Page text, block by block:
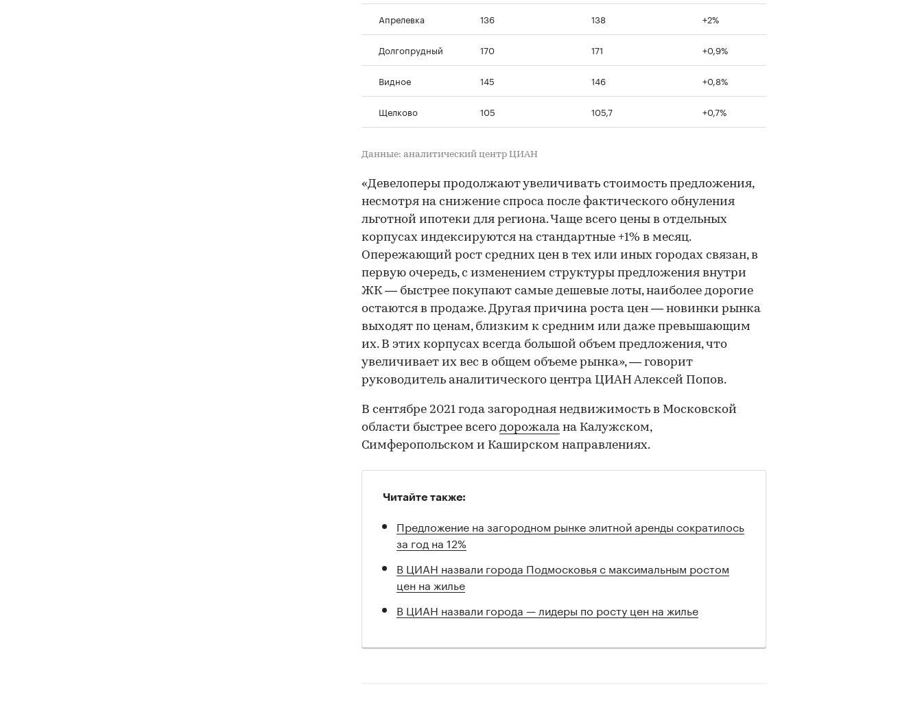
Апрелевка 136 138 +2%
Долгопрудный 170 171 +0,9%
Видное 145 146 +0,8%
Щелково 105 105,7 +0,7%
Данные: аналитический центр ЦИАН
«Девелоперы продолжают увеличивать стоимость предложения,
несмотря на снижение спроса после фактического обнуления
льготной ипотеки для региона. Чаще всего цены в отдельных
корпусах индексируются на стандартные +1% в месяц.
Опережающий рост средних цен в тех или иных городах связан, в
первую очередь, с изменением структуры предложения внутри
ЖК — быстрее покупают самые дешевые лоты, наиболее дорогие
остаются в продаже. Другая причина роста цен — новинки рынка
выходят по ценам, близким к средним или даже превышающим
их. В этих корпусах всегда большой объем предложения, что
увеличивает их вес в общем объеме рынка», — говорит
руководитель аналитического центра ЦИАН Алексей Попов.
В сентябре 2021 года загородная недвижимость в Московской
области быстрее всего дорожала на Калужском,
Симферопольском и Каширском направлениях.
Читайте также:
Предложение на загородном рынке элитной аренды сократилось
за год на 12%
В ЦИАН назвали города Подмосковья с максимальным ростом
цен на жилье
В ЦИАН назвали города — лидеры по росту цен на жилье